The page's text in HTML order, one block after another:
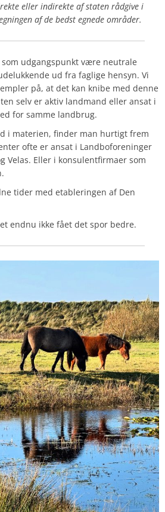
eller indirekte af staten rådgive i
af de bedst egnede områder.
udgangspunkt være neutrale
ud fra faglige hensyn. Vi
på, at det kan knibe med denne
selv er aktiv landmand eller ansat i
for samme landbrug.
i materien, finder man hurtigt frem
ofte er ansat i Landboforeninger
Velas. Eller i konsulentfirmaer som
tider med etableringen af Den
endnu ikke fået det spor bedre.